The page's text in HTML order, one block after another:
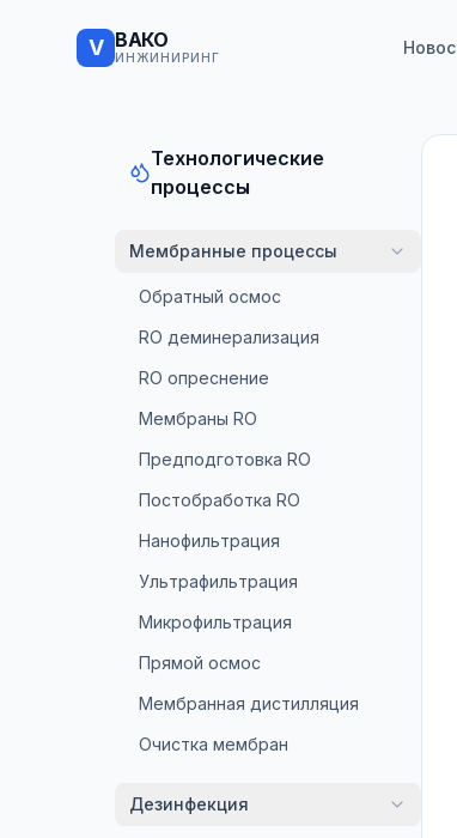
V ВАКО
ИНЖИНИРИНГ
Технологические
процессы
Мембранные процессы
Обратный осмос
RO деминерализация
RO опреснение
Мембраны RO
Предподготовка RO
Постобработка RO
Нанофильтрация
Ультрафильтрация
Микрофильтрация
Прямой осмос
Мембранная дистилляция
Очистка мембран
Дезинфекция